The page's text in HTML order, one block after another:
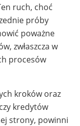
ruch, choć
próby
poważne
zwłaszcza w
procesów
kroków oraz
kredytów
strony, powinni